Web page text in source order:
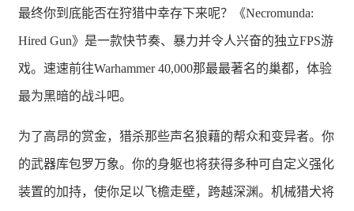
最终你到底能否在狩猎中幸存下来呢？《Necromunda:
Hired Gun》是一款快节奏、暴力并令人兴奋的独立FPS游
戏。速速前往Warhammer 40,000那最最著名的巢都，体验
最为黑暗的战斗吧。
为了高昂的赏金，猎杀那些声名狼藉的帮众和变异者。你
的武器库包罗万象。你的身躯也将获得多种可自定义强化
装置的加持，使你足以飞檐走壁，跨越深渊。机械猎犬将